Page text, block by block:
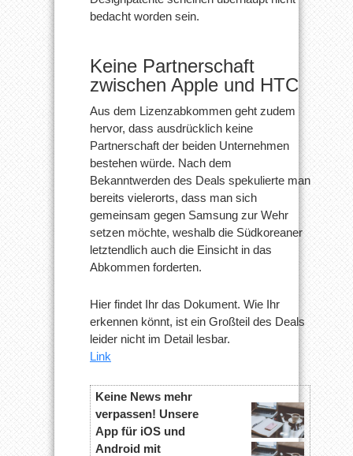
bedacht worden sein.
Keine Partnerschaft
zwischen Apple und HTC
Aus dem Lizenzabkommen geht zudem
hervor, dass ausdrücklich keine
Partnerschaft der beiden Unternehmen
bestehen würde. Nach dem
Bekanntwerden des Deals spekulierte man
bereits vielerorts, dass man sich
gemeinsam gegen Samsung zur Wehr
setzen möchte, weshalb die Südkoreaner
letztendlich auch die Einsicht in das
Abkommen forderten.
Hier findet Ihr das Dokument. Wie Ihr
erkennen könnt, ist ein Großteil des Deals
leider nicht im Detail lesbar.
Link
Keine News mehr
verpassen! Unsere
App für iOS und
Android mit